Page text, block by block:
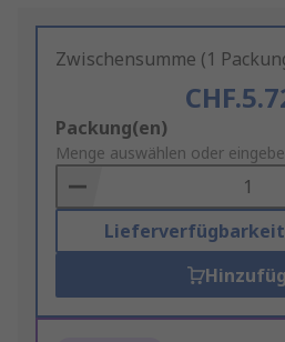
Zwischensumme (1
Add
to
Basket
Packung(en)
Menge auswählen oder